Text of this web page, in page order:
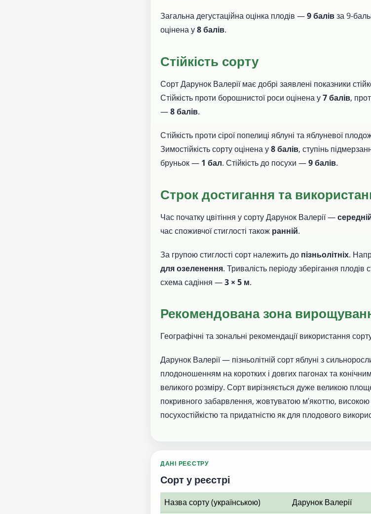
Загальна дегустаційна оцінка плодів —9 балівза 9-
оцінена у8 балів.
Стійкість сорту
Сорт Дарунок Валерії має добрі заявлені показники
Стійкість проти борошнистої роси оцінена у7 балів,
—8 балів.
Стійкість проти сірої попелиці яблуні та яблуневої
Зимостійкість сорту оцінена у8 балів, ступінь
бруньок — 1 бал. Стійкість до посухи —9 балів.
Строк достигання та
Час початку цвітіння у сорту Дарунок Валерії —
час споживчої стиглості також ранній.
За групою стиглості сорт належить до пізньолітніх.
для озеленення. Тривалість періоду зберігання плодів
схема садіння —3 × 5 м.
Рекомендована зона
Географічні та зональні рекомендації використання
Дарунок Валерії — пізньолітній сорт яблуні з
плодоношенням на коротких і довгих пагонах та
великого розміру. Сорт вирізняється дуже великою
покривного забарвлення, жовтуватою м’якоттю,
посухостійкістю та придатністю як для плодового
ДАНІ РЕЄСТРУ
Сорт у реєстрі
Назва сорту (українською)
Дарунок Валерії